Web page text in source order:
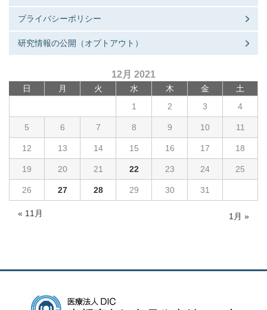
プライバシーポリシー
研究情報の公開（オプトアウト）
12月 2021
日 月 火 水 木 金 土
« 11月 1月 »
1 2 3 4
5 6 7 8 9 10 11
12 13 14 15 16 17 18
19 20 21 22 23 24 25
26 27 28 29 30 31